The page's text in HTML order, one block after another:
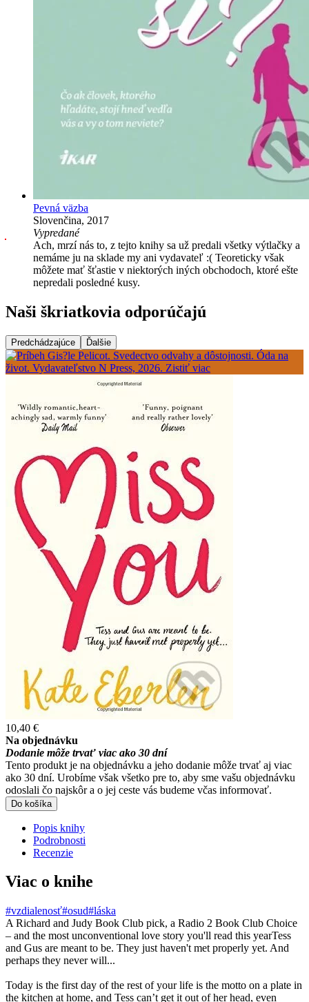
Pevná väzba
Slovenčina, 2017
Vypredané
Ach, mrzí nás to, z tejto knihy sa už predali všetky výtlačky a
nemáme ju na sklade my ani vydavateľ :( Teoreticky však
môžete mať šťastie v niektorých iných obchodoch, ktoré ešte
nepredali posledné kusy.
Naši škriatkovia odporúčajú
Predchádzajúce Ďalšie
10,40 €
Na objednávku
Dodanie môže trvať viac ako 30 dní
Tento produkt je na objednávku a jeho dodanie môže trvať aj viac
ako 30 dní. Urobíme však všetko pre to, aby sme vašu objednávku
odoslali čo najskôr a o jej ceste vás budeme včas informovať.
Do košíka
Popis knihy
Podrobnosti
Recenzie
Viac o knihe
#vzdialenosť#osud#láska
A Richard and Judy Book Club pick, a Radio 2 Book Club Choice
– and the most unconventional love story you'll read this yearTess
and Gus are meant to be. They just haven't met properly yet. And
perhaps they never will...
Today is the first day of the rest of your life is the motto on a plate in
the kitchen at home, and Tess can’t get it out of her head, even